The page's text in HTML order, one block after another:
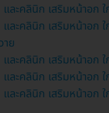
ละคลินิก เสริมหน้าอก ใ
ละคลินิก เสริมหน้าอก ใ
ย
ละคลินิก เสริมหน้าอก ใ
ละคลินิก เสริมหน้าอก
ละคลินิก เสริมหน้าอก